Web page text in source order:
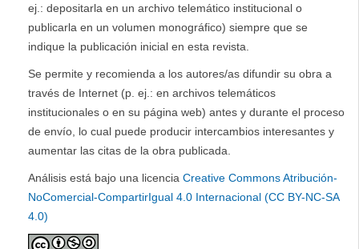
ej.: depositarla en un archivo telemático institucional o
publicarla en un volumen monográfico) siempre que se
indique la publicación inicial en esta revista.
Se permite y recomienda a los autores/as difundir su obra a
través de Internet (p. ej.: en archivos telemáticos
institucionales o en su página web) antes y durante el proceso
de envío, lo cual puede producir intercambios interesantes y
aumentar las citas de la obra publicada.
Análisis está bajo una licencia Creative Commons Atribución-
NoComercial-CompartirIgual 4.0 Internacional (CC BY-NC-SA
4.0)